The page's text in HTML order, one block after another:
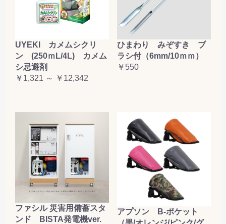
UYEKI カメムシクリ
ン (250ｍL/4L) カメム
シ忌避剤
￥1,321 ～ ￥12,342
ひまわり みぞすき ブ
ラシ付（6mm/10ｍｍ）
￥550
ファシル 災害用備蓄スタ
ンド BISTA発電機ver.
アプソン B-ポケット